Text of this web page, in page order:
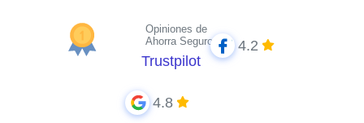
Opiniones de
Ahorra Seguros
Trustpilot
4.2
4.8